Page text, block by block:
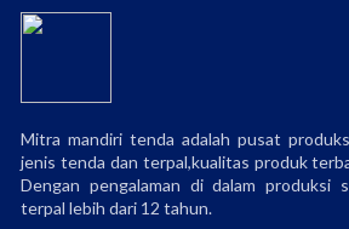
Mitra mandiri tenda adalah pusat
jenis tenda dan terpal,kualitas produk
Dengan pengalaman di dalam produksi
terpal lebih dari 12 tahun.